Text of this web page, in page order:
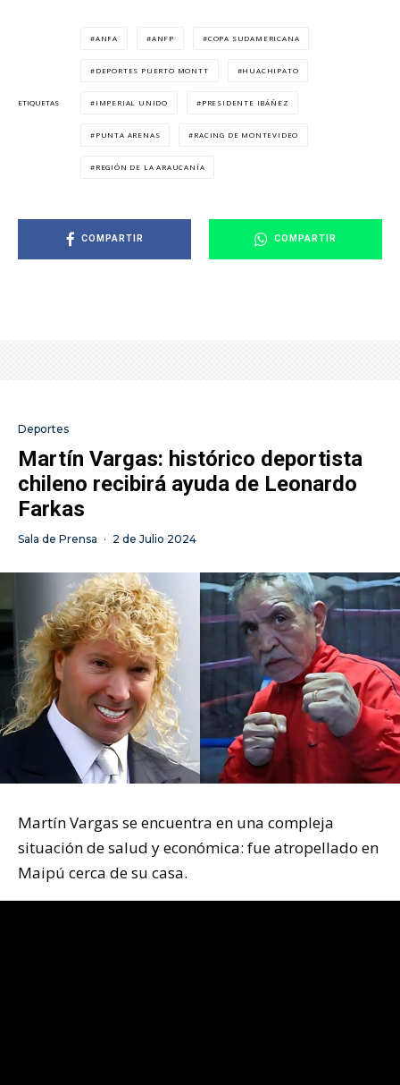
ETIQUETAS
ANFA ANFP COPA SUDAMERICANA
DEPORTES PUERTO MONTT HUACHIPATO
IMPERIAL UNIDO PRESIDENTE IBÁÑEZ
PUNTA ARENAS RACING DE MONTEVIDEO
REGIÓN DE LA ARAUCANÍA
COMPARTIR COMPARTIR
Deportes
Martín Vargas: histórico deportista
chileno recibirá ayuda de Leonardo
Farkas
Sala de Prensa · 2 de Julio 2024
Martín Vargas se encuentra en una compleja
situación de salud y económica: fue atropellado en
Maipú cerca de su casa.